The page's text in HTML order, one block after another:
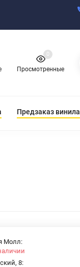
Просмотренные
0
Предзаказ винила
Молл:
8: